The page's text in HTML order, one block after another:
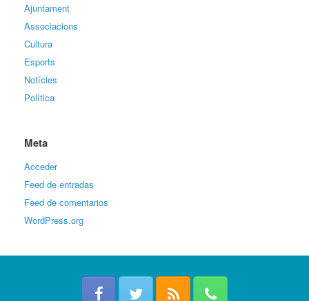
Ajuntament
Associacions
Cultura
Esports
Notícies
Política
Meta
Acceder
Feed de entradas
Feed de comentarios
WordPress.org